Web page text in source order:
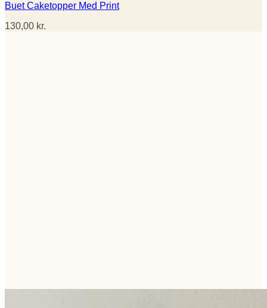
Buet Caketopper Med Print
130,00 kr.